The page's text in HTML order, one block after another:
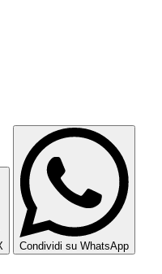
Condividi su WhatsApp